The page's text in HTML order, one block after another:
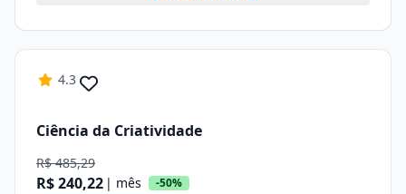
4.3
Ciência da Criatividade
R$ 485,29
R$ 240,22 | mês -50%